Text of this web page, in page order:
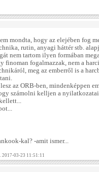
mondta, hogy az elejében fog
rutin, anyagi háttér stb.
nem tartom ilyen formában
finoman fogalmazzak, nem a
meg az emberről is a
az ORB-ben, mindenképpen
számolni kelljen a
kal? -amit ismer...
2017-03-23 11:51:11